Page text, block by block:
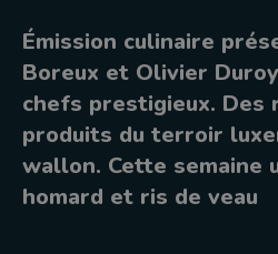
Émission culinaire
Boreux et Olivier
chefs prestigieux. Des
produits du terroir
wallon. Cette
homard et ris de veau